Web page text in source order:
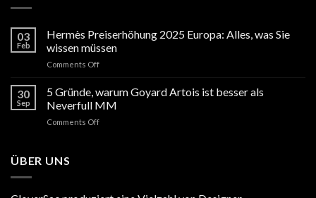
03
Feb
Hermès Preiserhöhung 2025 Europa: Alles, was Sie
wissen müssen
Comments Offon
Preiserhöhung
2025
Europa:
Alles,
30
Sep
5 Gründe, warum Goyard Artois ist besser als
Neverfull MM
Comments Offon
ÜBER UNS